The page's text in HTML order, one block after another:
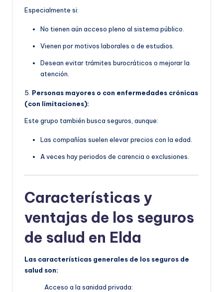
Especialmente si:
No tienen aún acceso pleno al sistema público.
Vienen por motivos laborales o de estudios.
Desean evitar trámites burocráticos o mejorar la
atención.
5. Personas mayores o con enfermedades crónicas
(con limitaciones):
Este grupo también busca seguros, aunque:
Las compañías suelen elevar precios con la edad.
A veces hay periodos de carencia o exclusiones.
Características y
ventajas de los seguros
de salud en Elda
Las características generales de los seguros de
salud son:
Acceso a la sanidad privada: